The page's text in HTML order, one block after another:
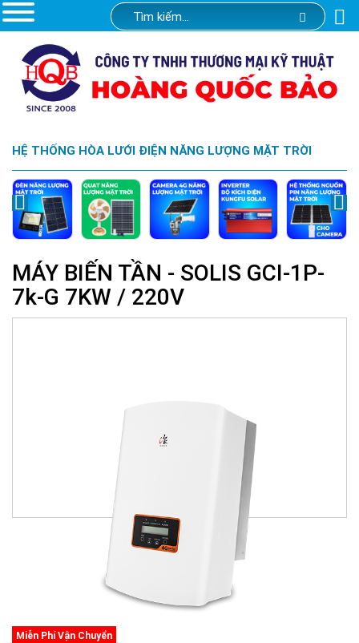
HỆ THỐNG HÒA LƯỚI ĐIỆN NĂNG LƯỢNG MẶT TRỜI
MÁY BIẾN TẦN - SOLIS GCI-1P-
7k-G 7KW / 220V
Miễn Phí Vận Chuyển